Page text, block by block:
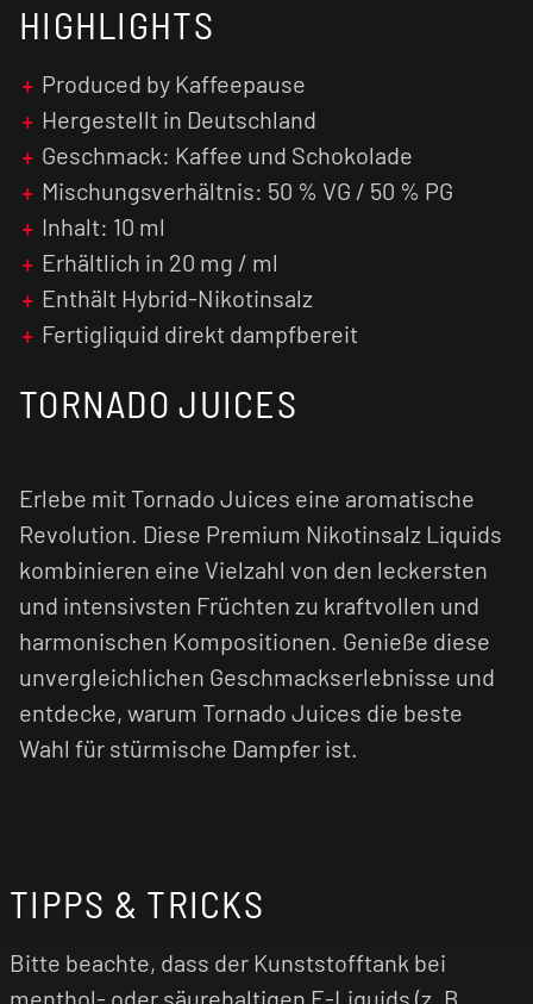
Nikotinsalz Liquids sind im Vergleich zu
kratzig und verursachen einen geringen Flash
(Throat Hit). Zusätzlich wird das Nikotinsalz
schneller vom menschlichen Organismus
verarbeitet, was zu einer früheren
Nikotinsättigung führt.
HIGHLIGHTS
Produced by Kaffeepause
Hergestellt in Deutschland
Geschmack: Kaffee und Schokolade
Mischungsverhältnis: 50 % VG / 50 % PG
Inhalt: 10 ml
Erhältlich in 20 mg / ml
Enthält Hybrid-Nikotinsalz
Fertigliquid direkt dampfbereit
TORNADO JUICES
Erlebe mit Tornado Juices eine aromatische
Revolution. Diese Premium Nikotinsalz Liquids
kombinieren eine Vielzahl von den leckersten
und intensivsten Früchten zu kraftvollen und
harmonischen Kompositionen. Genieße diese
unvergleichlichen Geschmackserlebnisse und
entdecke, warum Tornado Juices die beste
Wahl für stürmische Dampfer ist.
TIPPS & TRICKS
Bitte beachte, dass der Kunststofftank bei
menthol- oder säurehaltigen E-Liquids (z. B.